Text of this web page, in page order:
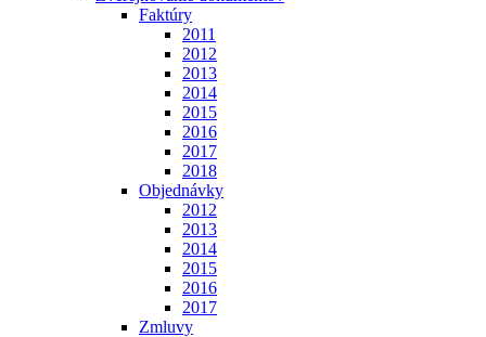
Faktúry
2011
2012
2013
2014
2015
2016
2017
2018
Objednávky
2012
2013
2014
2015
2016
2017
Zmluvy